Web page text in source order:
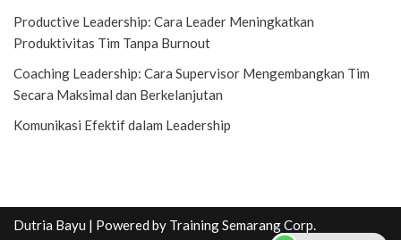
Productive Leadership: Cara Leader Meningkatkan
Produktivitas Tim Tanpa Burnout
Coaching Leadership: Cara Supervisor Mengembangkan Tim
Secara Maksimal dan Berkelanjutan
Komunikasi Efektif dalam Leadership
Dutria Bayu | Powered by Training Semarang Corp.